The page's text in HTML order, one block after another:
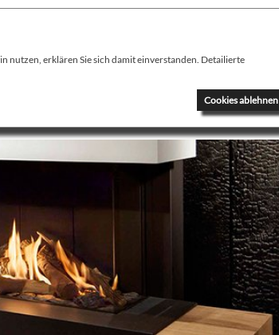
nutzen, erklären Sie sich damit einverstanden. Detailierte
Cookies ablehnen